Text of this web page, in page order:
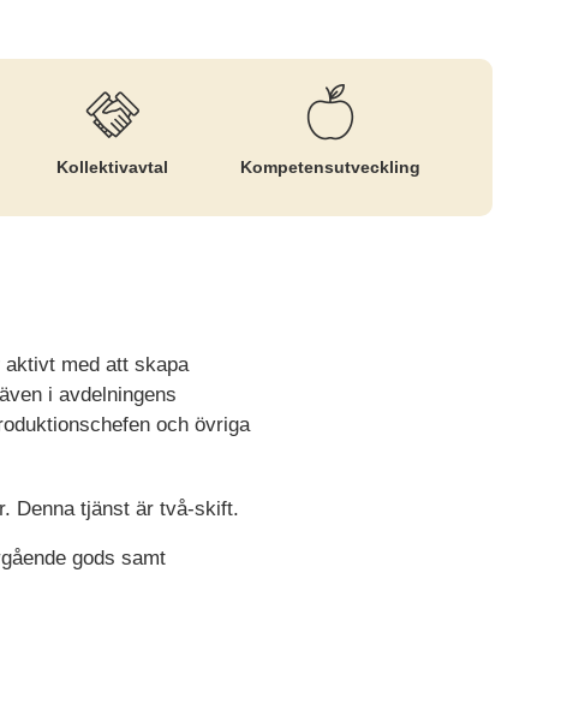
Kollektiv­avtal Kompetens­utveckling
aktivt med att skapa
i avdelningens
och övriga
Denna tjänst är två-skift.
gods samt